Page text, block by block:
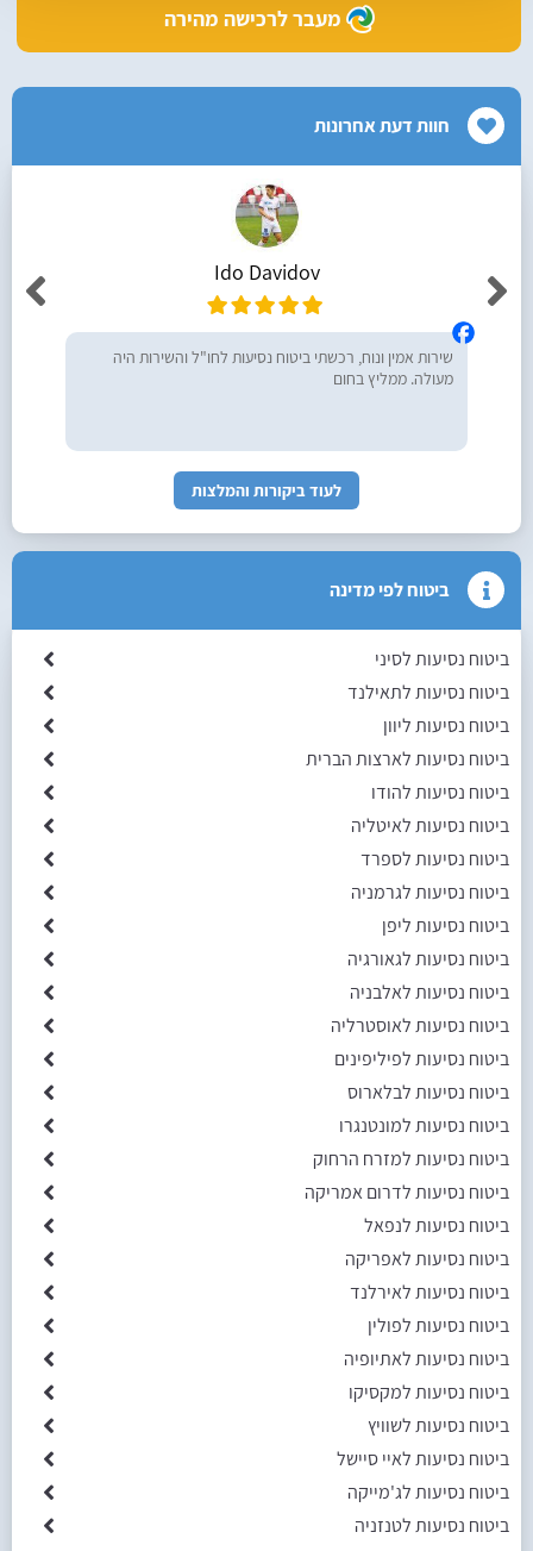
מעבר לרכישה מהירה
חוות דעת אחרונות
Ido Davidov
שירות אמין ונוח, רכשתי ביטוח נסיעות לחו"ל והשירות היה
מעולה. ממליץ בחום
לעוד ביקורות והמלצות
ביטוח לפי מדינה
ביטוח נסיעות לסיני
ביטוח נסיעות לתאילנד
ביטוח נסיעות ליוון
ביטוח נסיעות לארצות הברית
ביטוח נסיעות להודו
ביטוח נסיעות לאיטליה
ביטוח נסיעות לספרד
ביטוח נסיעות לגרמניה
ביטוח נסיעות ליפן
ביטוח נסיעות לגאורגיה
ביטוח נסיעות לאלבניה
ביטוח נסיעות לאוסטרליה
ביטוח נסיעות לפיליפינים
ביטוח נסיעות לבלארוס
ביטוח נסיעות למונטנגרו
ביטוח נסיעות למזרח הרחוק
ביטוח נסיעות לדרום אמריקה
ביטוח נסיעות לנפאל
ביטוח נסיעות לאפריקה
ביטוח נסיעות לאירלנד
ביטוח נסיעות לפולין
ביטוח נסיעות לאתיופיה
ביטוח נסיעות למקסיקו
ביטוח נסיעות לשוויץ
ביטוח נסיעות לאיי סיישל
ביטוח נסיעות לג'מייקה
ביטוח נסיעות לטנזניה